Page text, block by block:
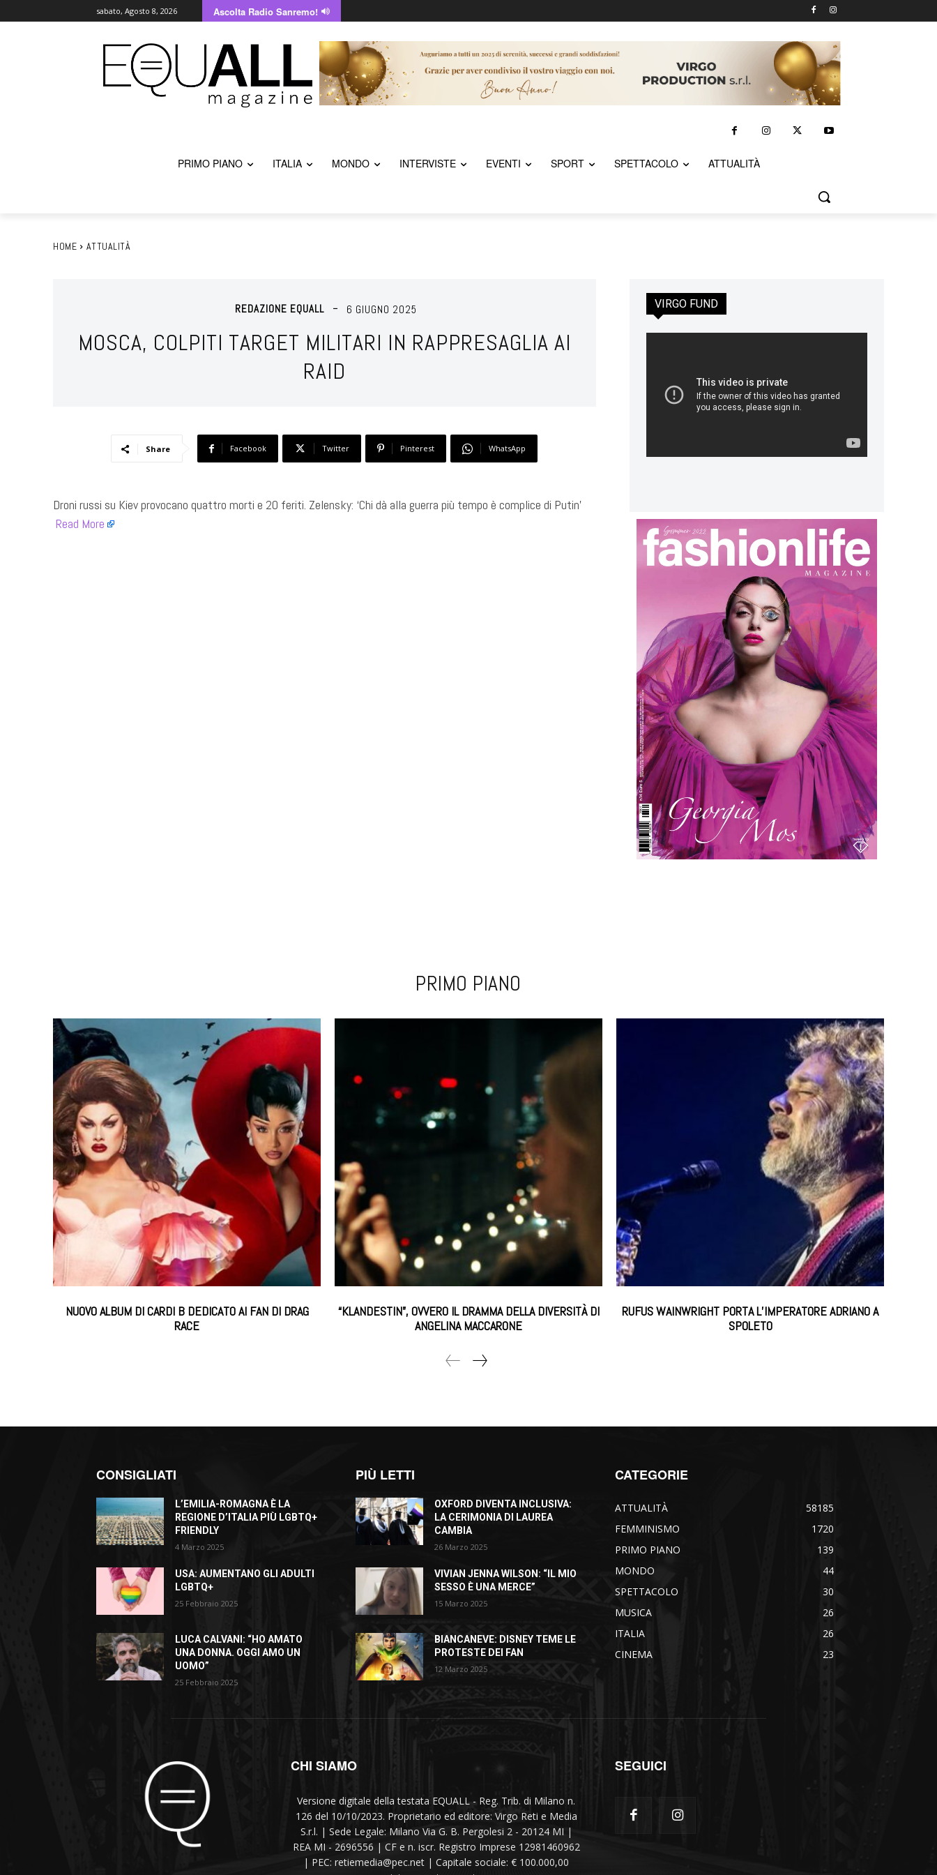
sabato, Agosto 8, 2026 Ascolta Radio Sanremo!
PRIMO PIANO ITALIA MONDO INTERVISTE EVENTI SPORT SPETTACOLO ATTUALITÀ
HOME ATTUALITÀ
REDAZIONE EQUALL 6 GIUGNO 2025
MOSCA, COLPITI TARGET MILITARI IN RAPPRESAGLIA AI
RAID
Share Facebook Twitter Pinterest WhatsApp
Droni russi su Kiev provocano quattro morti e 20 feriti. Zelensky: ‘Chi dà alla guerra più tempo è complice di Putin’ ​
Read More
VIRGO FUND
PRIMO PIANO
NUOVO ALBUM DI CARDI B DEDICATO AI FAN DI DRAG
RACE
“KLANDESTIN”, OVVERO IL DRAMMA DELLA DIVERSITÀ DI
ANGELINA MACCARONE
RUFUS WAINWRIGHT PORTA L’IMPERATORE ADRIANO A
SPOLETO
CONSIGLIATI
L’EMILIA-ROMAGNA È LA
REGIONE D’ITALIA PIÙ LGBTQ+
FRIENDLY
4 Marzo 2025
USA: AUMENTANO GLI ADULTI
LGBTQ+
25 Febbraio 2025
LUCA CALVANI: “HO AMATO
UNA DONNA. OGGI AMO UN
UOMO”
25 Febbraio 2025
PIÙ LETTI
OXFORD DIVENTA INCLUSIVA:
LA CERIMONIA DI LAUREA
CAMBIA
26 Marzo 2025
VIVIAN JENNA WILSON: “IL MIO
SESSO È UNA MERCE”
15 Marzo 2025
BIANCANEVE: DISNEY TEME LE
PROTESTE DEI FAN
12 Marzo 2025
CATEGORIE
ATTUALITÀ
58185
FEMMINISMO
1720
PRIMO PIANO
139
MONDO
44
SPETTACOLO
30
MUSICA
26
ITALIA
26
CINEMA
23
CHI SIAMO
Versione digitale della testata EQUALL - Reg. Trib. di Milano n.
126 del 10/10/2023. Proprietario ed editore: Virgo Reti e Media
S.r.l. | Sede Legale: Milano Via G. B. Pergolesi 2 - 20124 MI |
REA MI - 2696556 | CF e n. iscr. Registro Imprese 12981460962
| PEC: retiemedia@pec.net | Capitale sociale: € 100.000,00
SEGUICI